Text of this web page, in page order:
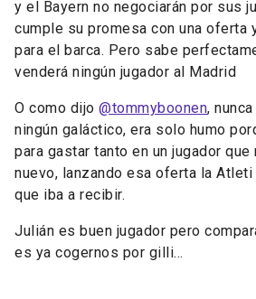
y el Bayern no negociarán por sus
cumple su promesa con una oferta
para el barca. Pero sabe
venderá ningún jugador al Madrid
O como dijo @tommyboonen,
ningún galáctico, era solo humo
para gastar tanto en un jugador
nuevo, lanzando esa oferta la
que iba a recibir.
Julián es buen jugador pero
es ya cogernos por gilli...